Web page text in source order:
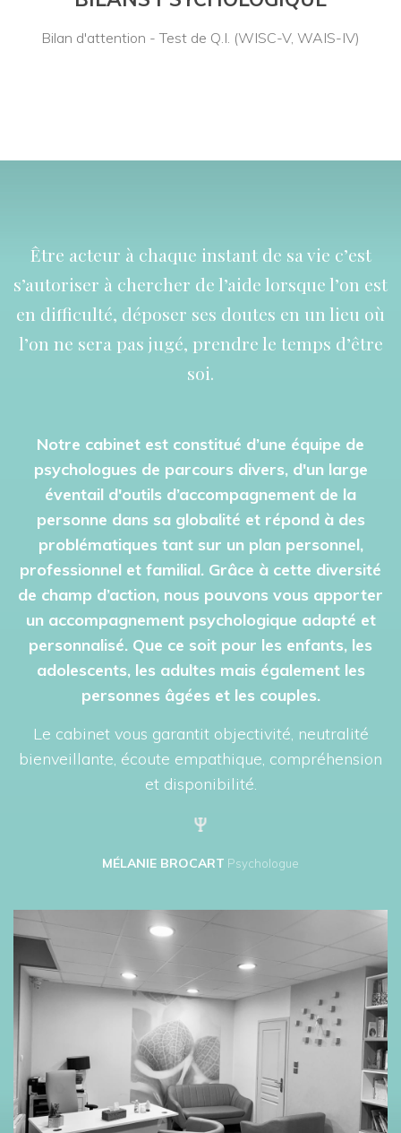
Bilan d'attention - Test de Q.I. (WISC-V, WAIS-IV)
Être acteur à chaque instant de sa vie c’est
s’autoriser à chercher de l’aide lorsque l’on est
en difficulté, déposer ses doutes en un lieu où
l’on ne sera pas jugé, prendre le temps d’être
soi.
Notre cabinet est constitué d’une équipe de
psychologues de parcours divers, d'un large
éventail d'outils d’accompagnement de la
personne dans sa globalité et répond à des
problématiques tant sur un plan personnel,
professionnel et familial. Grâce à cette diversité
de champ d’action, nous pouvons vous apporter
un accompagnement psychologique adapté et
personnalisé. Que ce soit pour les enfants, les
adolescents, les adultes mais également les
personnes âgées et les couples.
Le cabinet vous garantit objectivité, neutralité
bienveillante, écoute empathique, compréhension
et disponibilité.
MÉLANIE BROCART Psychologue